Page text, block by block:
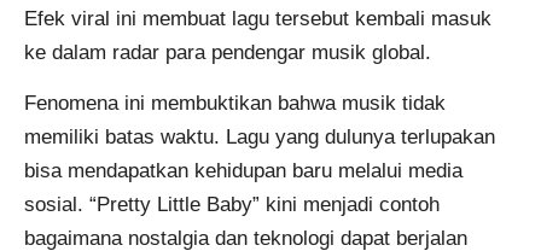
Efek viral ini membuat lagu tersebut kembali masuk
ke dalam radar para pendengar musik global.
Fenomena ini membuktikan bahwa musik tidak
memiliki batas waktu. Lagu yang dulunya terlupakan
bisa mendapatkan kehidupan baru melalui media
sosial. “Pretty Little Baby” kini menjadi contoh
bagaimana nostalgia dan teknologi dapat berjalan